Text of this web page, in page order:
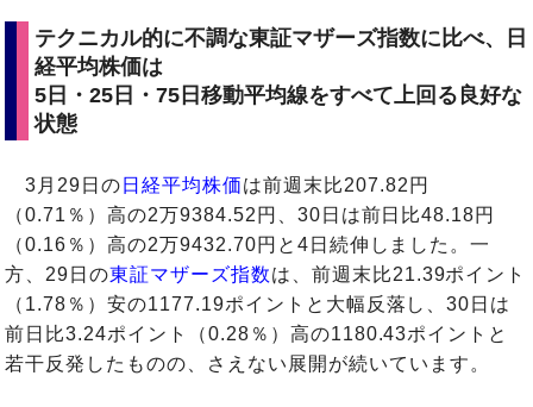
テクニカル的に不調な東証マザーズ指数に比べ、日
経平均株価は
5日・25日・75日移動平均線をすべて上回る良好な
状態
3月29日の 日経平均株価は前週末比207.82円
（0.71％）高の2万9384.52円、30日は前日比48.18円
（0.16％）高の2万9432.70円と4日続伸しました。一
方、29日の東証マザーズ指数は、前週末比21.39ポイント
（1.78％）安の1177.19ポイントと大幅反落し、30日は
前日比3.24ポイント（0.28％）高の1180.43ポイントと
若干反発したものの、さえない展開が続いています。